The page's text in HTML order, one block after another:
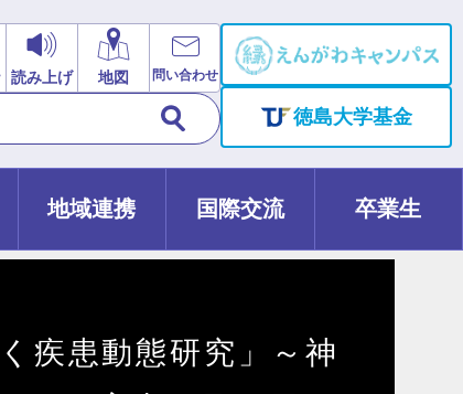
読み上げ 地図 問い合わせ
徳島大学基金
地域連携 国際交流 卒業生
疾患動態研究」～神